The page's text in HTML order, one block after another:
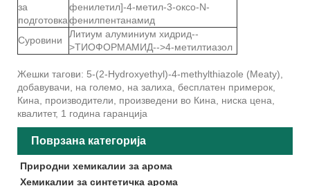
за
подготовка
фенилетил]-4-метил-3-оксо-N-
фенилпентанамид
Суровини
Литиум алуминиум хидрид--
>ТИОФОРМАМИД-->4-метилтиазол
Жешки тагови: 5-(2-Hydroxyethyl)-4-methylthiazole (Meaty),
добавувачи, на големо, на залиха, бесплатен примерок,
Кина, производители, произведени во Кина, ниска цена,
квалитет, 1 година гаранција
Поврзана категорија
Природни хемикалии за арома
Хемикалии за синтетичка арома